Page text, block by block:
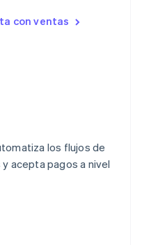
con ventas
los flujos de
acepta pagos a nivel